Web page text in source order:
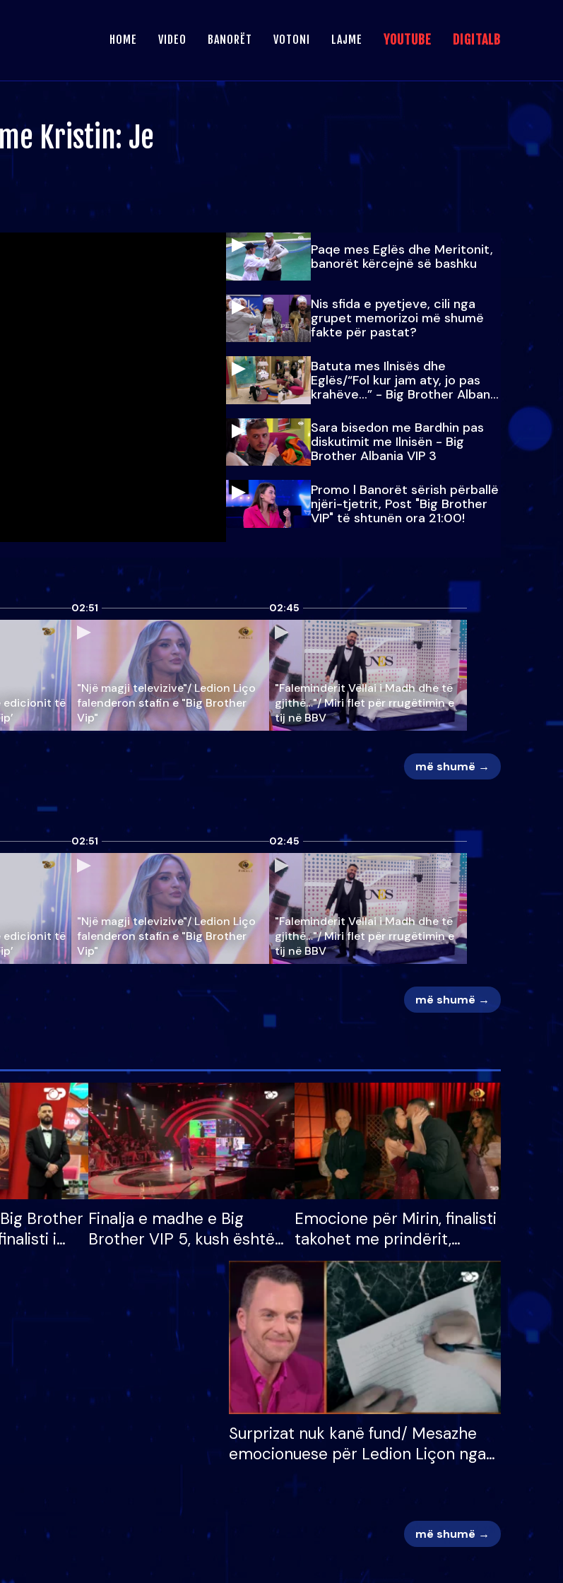
HOME VIDEO BANORËT VOTONI LAJME YOUTUBE DIGITALB
Kristin: Je
Paqe mes Eglës dhe Meritonit,
banorët kërcejnë së bashku
Nis sfida e pyetjeve, cili nga
grupet memorizoi më shumë
fakte për pastat?
Batuta mes Ilnisës dhe
Eglës/“Fol kur jam aty, jo pas
krahëve…” - Big Brother Albania
VIP 3
Sara bisedon me Bardhin pas
diskutimit me Ilnisën - Big
Brother Albania VIP 3
Promo l Banorët sërish përballë
njëri-tjetrit, Post "Big Brother
VIP" të shtunën ora 21:00!
edicionit të
02:51
"Një magji televizive"/ Ledion Liço
falenderon stafin e "Big Brother
Vip"
02:45
"Faleminderit Vëllai i Madh dhe të
gjithë…"/ Miri flet për rrugëtimin e
tij në BBV
më shumë →
edicionit të
02:51
"Një magji televizive"/ Ledion Liço
falenderon stafin e "Big Brother
Vip"
02:45
"Faleminderit Vëllai i Madh dhe të
gjithë…"/ Miri flet për rrugëtimin e
tij në BBV
më shumë →
Brother
i
Finalja e madhe e Big
Brother VIP 5, kush është
banori i parë që lë shtëpinë
dhe humb mundësinë për
të fituar çmimin e madh
Emocione për Mirin, finalisti
takohet me prindërit,
vajzën dhe bashkëshorten:
S’kemi ndonjë letër divorci
apo jo?
Surprizat nuk kanë fund/ Mesazhe
emocionuese për Ledion Liçon nga
më shumë →